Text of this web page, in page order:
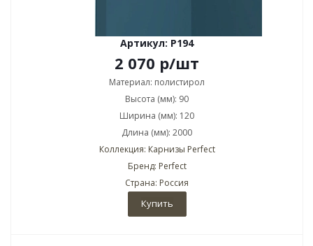
Артикул: P194
2 070 р/шт
Материал: полистирол
Высота (мм): 90
Ширина (мм): 120
Длина (мм): 2000
Коллекция: Карнизы Perfect
Бренд: Perfect
Страна: Россия
Купить